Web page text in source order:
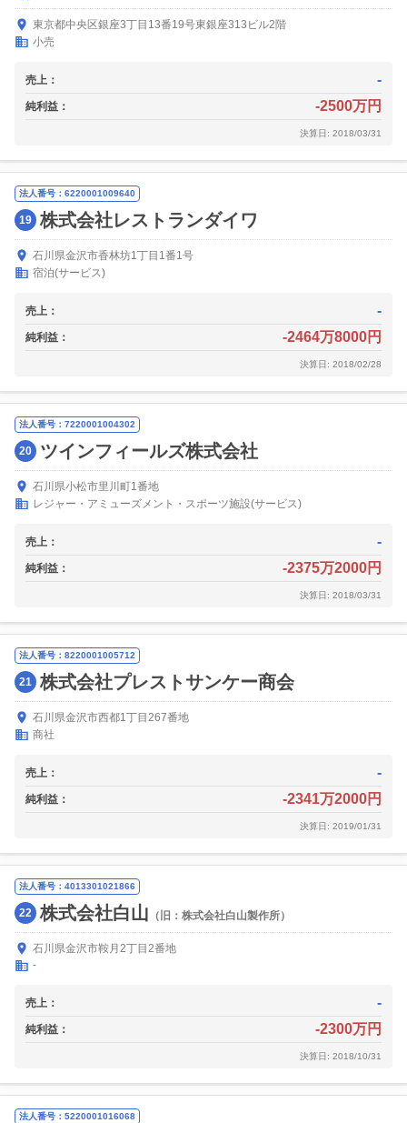
東京都中央区銀座3丁目13番19号東銀座313ビル2階
小売
売上： -
純利益： -2500万円
決算日: 2018/03/31
法人番号：6220001009640
19 株式会社レストランダイワ
石川県金沢市香林坊1丁目1番1号
宿泊(サービス)
売上： -
純利益： -2464万8000円
決算日: 2018/02/28
法人番号：7220001004302
20 ツインフィールズ株式会社
石川県小松市里川町1番地
レジャー・アミューズメント・スポーツ施設(サービス)
売上： -
純利益： -2375万2000円
決算日: 2018/03/31
法人番号：8220001005712
21 株式会社プレストサンケー商会
石川県金沢市西都1丁目267番地
商社
売上： -
純利益： -2341万2000円
決算日: 2019/01/31
法人番号：4013301021866
22 株式会社白山 （旧：株式会社白山製作所）
石川県金沢市鞍月2丁目2番地
-
売上： -
純利益： -2300万円
決算日: 2018/10/31
法人番号：5220001016068